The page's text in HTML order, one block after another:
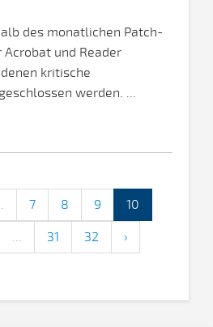
des monatlichen Patch-
und Reader
kritische
werden. ...
7 8 9
10
... 31 32 ›